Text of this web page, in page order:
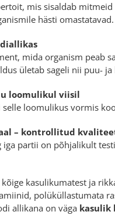
mis sisaldab
hästi omastatavad.
mida organism peab
ületab sageli nii puu-
loomulikul viisil
loomulikus vormis
– kontrollitud
iga partii on põhjalikult
kasulikumatest ja
polüküllastumata
allikana on väga kasulik